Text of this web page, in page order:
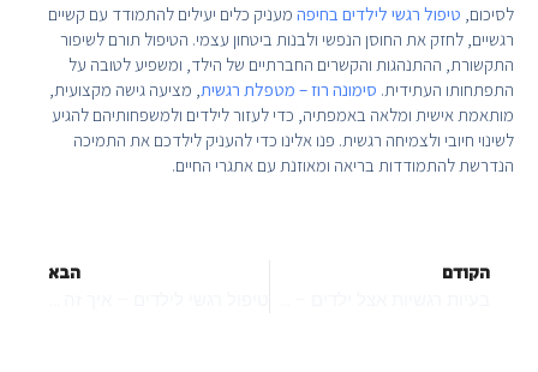
לסיכום, טיפול רגשי לילדים בחיפה מעניק כלים יעילים להתמודד עם קשיים
רגשיים, לחזק את החוסן הנפשי ולבנות ביטחון עצמי. הטיפול תורם לשיפור
התקשורת, ההתנהגות והקשרים החברתיים של הילד, ומשפיע לטובה על
התפתחותו העתידית. סימונה רוז – מטפלת רגשית, מציעה גישה מקצועית,
מותאמת אישית ומלאה באמפתיה, כדי לעזור לילדים ולמשפחותיהם להגיע
לשינוי חיובי ולצמיחה רגשית. פנו אלינו כדי להעניק לילדכם את התמיכה
הנדרשת להתמודדות בריאה ומאוזנת עם אתגרי החיים.
הקודם
הבא